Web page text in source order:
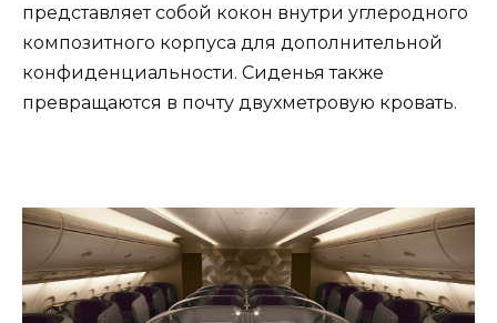
представляет собой кокон внутри углеродного
композитного корпуса для дополнительной
конфиденциальности. Сиденья также
превращаются в почту двухметровую кровать.